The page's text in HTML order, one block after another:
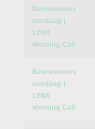
Category
Beursnieuws
vandaag |
LYNX
Morning Call
Beursnieuws
vandaag |
LYNX
Morning Call